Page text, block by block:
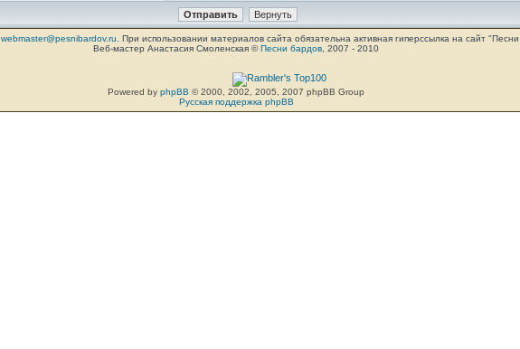
webmaster@pesnibardov.ru . При использовании материалов сайта обязательна активная гиперссылка на сайт
Веб-мастер Анастасия Смоленская ©Песни бардов , 2007 - 2010
Powered by phpBB © 2000, 2002, 2005, 2007 phpBB Group
Русская поддержка phpBB